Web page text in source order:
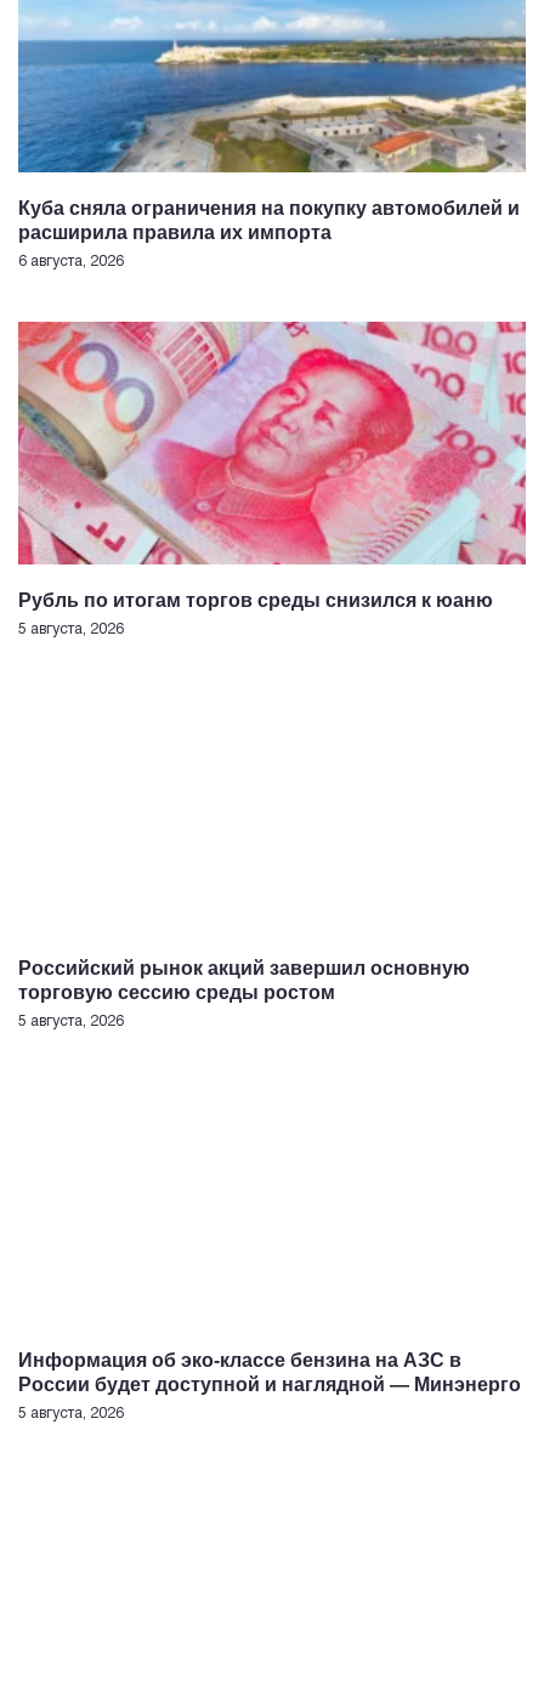
Куба сняла ограничения на покупку автомобилей и
расширила правила их импорта
6 августа, 2026
Рубль по итогам торгов среды снизился к юаню
5 августа, 2026
Российский рынок акций завершил основную
торговую сессию среды ростом
5 августа, 2026
Информация об эко-классе бензина на АЗС в
России будет доступной и наглядной — Минэнерго
5 августа, 2026